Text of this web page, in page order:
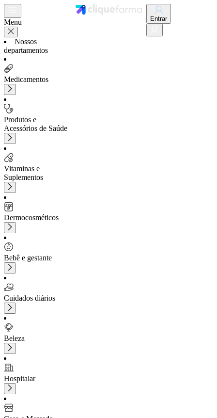
Menu
Nossos
departamentos
Medicamentos
Produtos e
Acessórios de Saúde
Vitaminas e
Suplementos
Dermocosméticos
Bebê e gestante
Cuidados diários
Beleza
Hospitalar
Entrar